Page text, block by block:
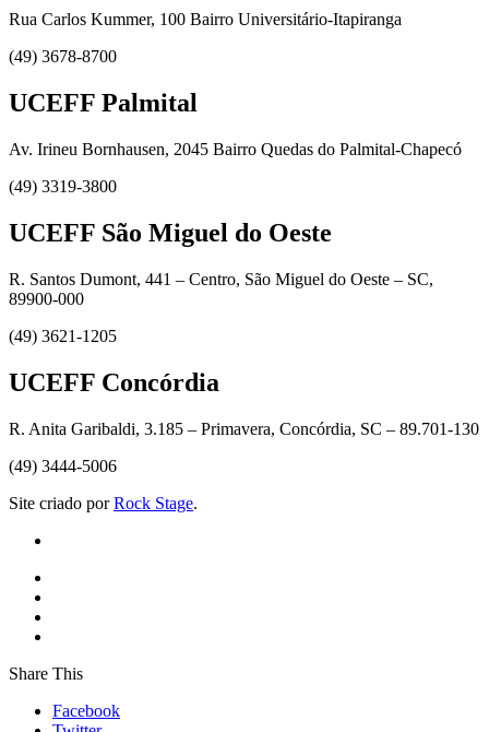
Rua Carlos Kummer, 100 Bairro Universitário-Itapiranga
(49) 3678-8700
UCEFF Palmital
Av. Irineu Bornhausen, 2045 Bairro Quedas do Palmital-Chapecó
(49) 3319-3800
UCEFF São Miguel do Oeste
R. Santos Dumont, 441 – Centro, São Miguel do Oeste – SC,
89900-000
(49) 3621-1205
UCEFF Concórdia
R. Anita Garibaldi, 3.185 – Primavera, Concórdia, SC – 89.701-130
(49) 3444-5006
Site criado porRock Stage.
Share This
Facebook